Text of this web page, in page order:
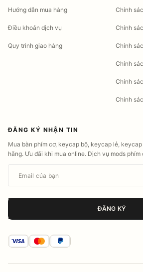
Hướng dẫn mua hàng
Điều khoản dịch vụ
Quy trình giao hàng
Chính
Chính
Chính
Chính
Chính
Chính
ĐĂNG KÝ NHẬN TIN
Mua bàn phím cơ, keycap bộ, keycap lẻ,
hãng. Ưu đãi khi mua online. Dịch vụ mods
ĐĂNG KÝ